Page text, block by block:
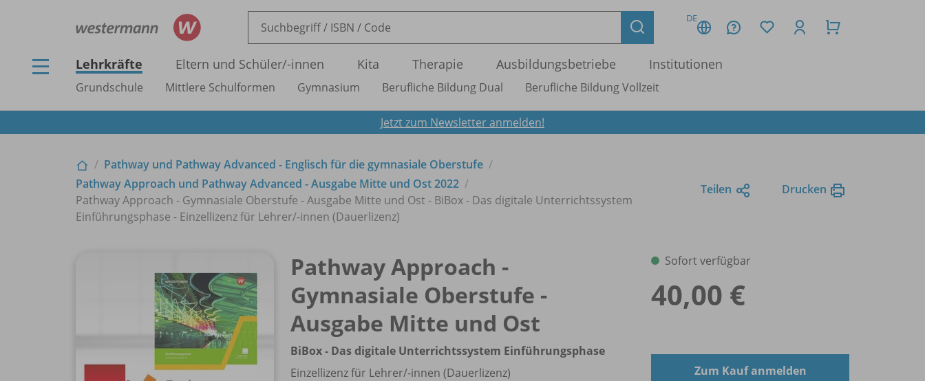
DE
Lehrkräfte Eltern und Schüler/-innen Kita Therapie Ausbildungsbetriebe Institutionen
Grundschule Mittlere Schulformen Gymnasium Berufliche Bildung Dual Berufliche Bildung Vollzeit
Jetzt zum Newsletter anmelden!
Pathway und Pathway Advanced - Englisch für die gymnasiale Oberstufe
Pathway Approach und Pathway Advanced - Ausgabe Mitte und Ost 2022
Pathway Approach - Gymnasiale Oberstufe - Ausgabe Mitte und Ost - BiBox - Das digitale Unterrichtssystem
Einführungsphase - Einzellizenz für Lehrer/-innen (Dauerlizenz)
Teilen Drucken
Pathway Approach -
Gymnasiale Oberstufe -
Ausgabe Mitte und Ost
BiBox - Das digitale Unterrichtssystem Einführungsphase
Einzellizenz für Lehrer/-innen (Dauerlizenz)
Sofort verfügbar
40,00 €
Zum Kauf anmelden